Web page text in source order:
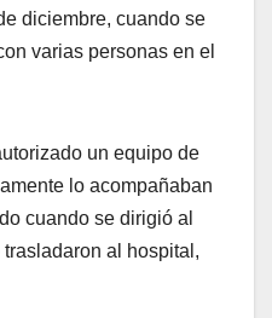
diciembre, cuando se
varias personas en el
un equipo de
lo acompañaban
cuando se dirigió al
al hospital,